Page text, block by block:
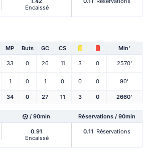
Encaissé
MP Buts GC CS Min'
33 0 26 11 3 0 2570'
1 0 1 0 0 0 90'
34 0 27 11 3 0 2660'
/ 90min Réservations / 90min
0.91
Encaissé
0.11 Réservations